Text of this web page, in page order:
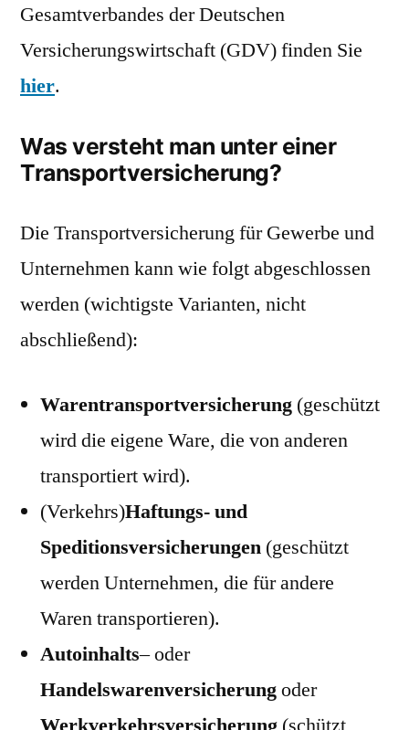
Gesamtverbandes der Deutschen
Versicherungswirtschaft (GDV) finden Sie
hier.
Was versteht man unter einer
Transportversicherung?
Die Transportversicherung für Gewerbe und
Unternehmen kann wie folgt abgeschlossen
werden (wichtigste Varianten, nicht
abschließend):
Warentransportversicherung (geschützt
wird die eigene Ware, die von anderen
transportiert wird).
(Verkehrs)Haftungs- und
Speditionsversicherungen (geschützt
werden Unternehmen, die für andere
Waren transportieren).
Autoinhalts– oder
Handelswarenversicherungoder